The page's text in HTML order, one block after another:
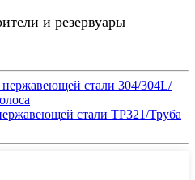
и резервуары
стали 304/304L/
стали TP321/Труба